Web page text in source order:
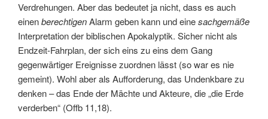
Verdrehungen. Aber das bedeutet ja nicht, dass es auch
einenberechtigenAlarm geben kann und einesachgemäße
Interpretation der biblischen Apokalyptik. Sicher nicht als
Endzeit-Fahrplan, der sich eins zu eins dem Gang
gegenwärtiger Ereignisse zuordnen lässt (so war es nie
gemeint). Wohl aber als Aufforderung, das Undenkbare zu
denken – das Ende der Mächte und Akteure, die „die Erde
verderben“ (Offb 11,18).